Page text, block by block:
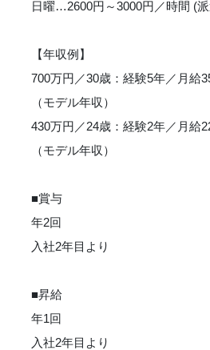
日曜…2600円～3000円／時間 (
【年収例】
700万円／30歳：経験5年／月給
（モデル年収）
430万円／24歳：経験2年／月給
（モデル年収）
■賞与
年2回
入社2年目より
■昇給
年1回
入社2年目より